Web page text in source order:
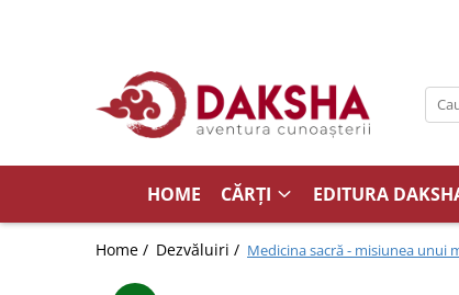
Editura Daksha
Seria Anton Parks
Seria David Icke
Seria Immanuel Velikovsky
HOME CĂRȚI EDITURA
Home / Dezvăluiri / Medicina sacră - misiunea unui